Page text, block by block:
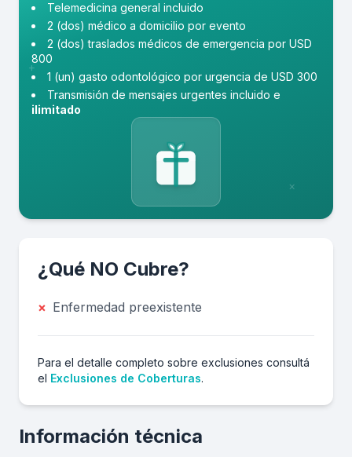
×
+
Telemedicina general incluido
2 (dos) médico a domicilio por evento
2 (dos) traslados médicos de emergencia por USD
800
1 (un) gasto odontológico por urgencia de USD 300
Transmisión de mensajes urgentes incluido e
ilimitado
¿Qué NO Cubre?
× Enfermedad preexistente
Para el detalle completo sobre exclusiones consultá
el Exclusiones de Coberturas.
Información técnica